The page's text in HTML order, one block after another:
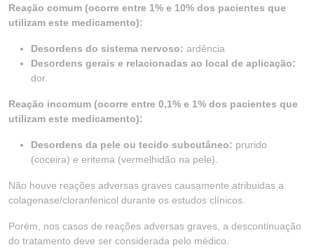
Reação comum (ocorre entre 1% e 10% dos pacientes que
utilizam este medicamento):
Desordens do sistema nervoso: ardência
Desordens gerais e relacionadas ao local de aplicação:
dor.
Reação incomum (ocorre entre 0,1% e 1% dos pacientes que
utilizam este medicamento):
Desordens da pele ou tecido subcutâneo: prurido
(coceira) e eritema (vermelhidão na pele).
Não houve reações adversas graves causamente atribuidas a
colagenase/cloranfenicol durante os estudos clínicos.
Porém, nos casos de reações adversas graves, a descontinuação
do tratamento deve ser considerada pelo médico.